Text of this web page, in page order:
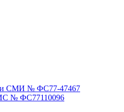
СМИ № ФС77-47467
№ ФС77110096